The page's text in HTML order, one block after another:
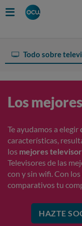
Todo sobre
Los
Te ayudamos a elegir
características,
los mejores
Televisores de las
con y sin wifi. Con
comparativos tu
HAZTE